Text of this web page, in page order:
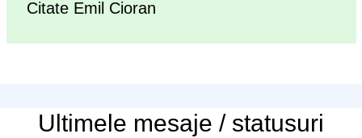
Citate Emil Cioran
Ultimele mesaje / statusuri